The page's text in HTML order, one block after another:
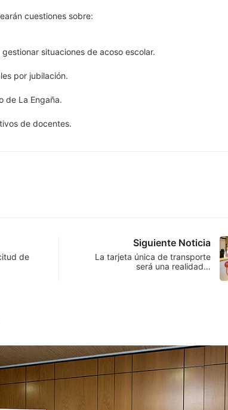
cuestiones sobre:
situaciones de acoso escolar.
por jubilación.
de La Engaña.
de docentes.
de
Siguiente Noticia
La tarjeta única de transporte
será una realidad…